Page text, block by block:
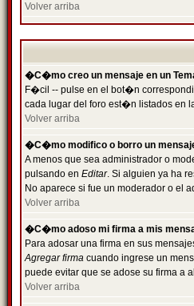
Volver arriba
�C�mo creo un mensaje en un
F�cil -- pulse en el bot�n
cada lugar del foro est�n listados en
Volver arriba
�C�mo modifico o borro un
A menos que sea administrador o
pulsando en Editar. Si alguien ya ha
No aparece si fue un moderador o el
Volver arriba
�C�mo adoso mi firma a mis
Para adosar una firma en sus
Agregar firma cuando ingrese un
puede evitar que se adose su firma a
Volver arriba